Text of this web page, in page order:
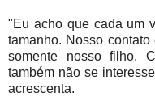
"Eu acho que cada um
tamanho. Nosso
somente nosso filho.
também não se
acrescenta.